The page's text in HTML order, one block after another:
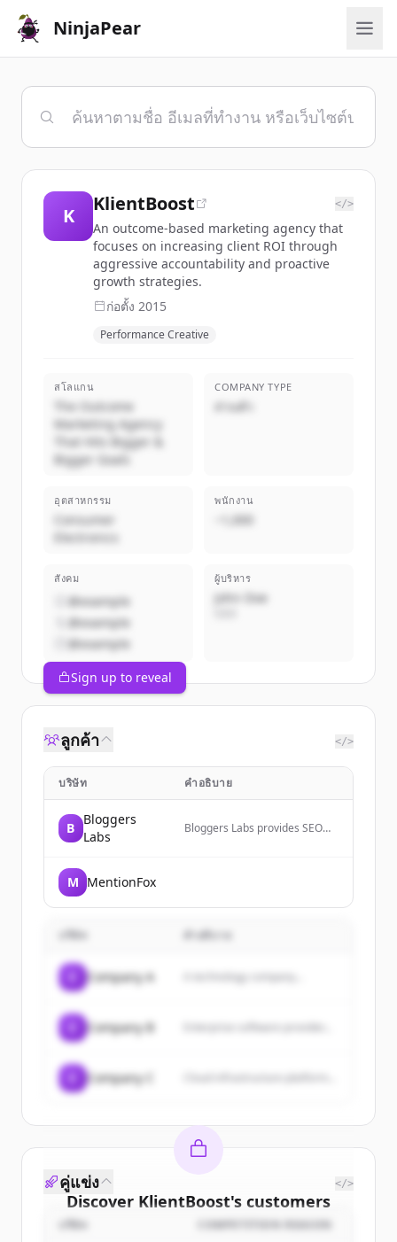
NinjaPear
K
KlientBoost </>
An outcome-based marketing agency that
focuses on increasing client ROI through
aggressive accountability and proactive
growth strategies.
ก่อตั้ง 2015
Performance Creative
สโลแกน
The Outcome
Marketing Agency
That Hits Bigger &
Bigger Goals
COMPANY TYPE
ส่วนตัว
อุตสาหกรรม
Consumer
Electronics
พนักงาน
~1,000
สังคม
@example
@example
@example
ผู้บริหาร
John Doe
Sign up to reveal
ลูกค้า </>
บริษัท คำอธิบาย
B
Bloggers
Labs
Bloggers Labs provides SEO
M MentionFox
คำอธิบาย
Company A A technology company...
Company B
Company C
Discover KlientBoost's customers
Sign up for free to view allcustomers
คู่แข่ง </>
COMPETITION REASON